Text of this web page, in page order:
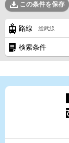
この条件を保存
路線 総武線
検索条件